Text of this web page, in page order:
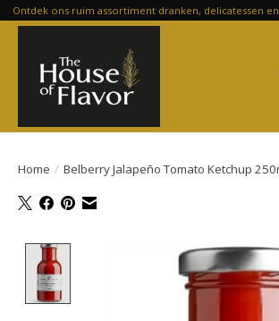
Ontdek ons ruim assortiment dranken, delicatessen
Home / Belberry Jalapeño Tomato Ketchup
Product image slideshow